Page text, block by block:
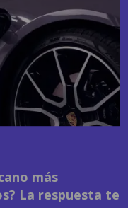
más
La respuesta te